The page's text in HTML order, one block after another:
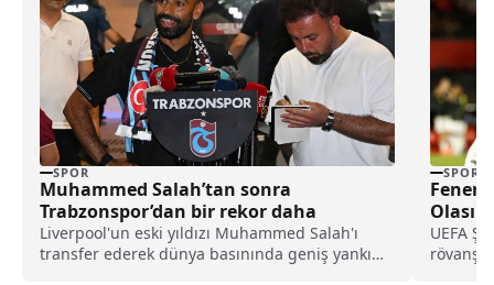
SPOR
Muhammed Salah’tan sonra
Trabzonspor’dan bir rekor daha
Liverpool'un eski yıldızı Muhammed Salah'ı
transfer ederek dünya basınında geniş yankı
SPOR
Olası
UEFA